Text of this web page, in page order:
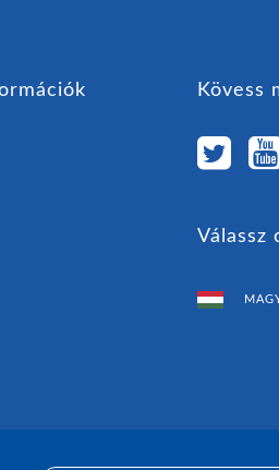
Kövess
Válassz